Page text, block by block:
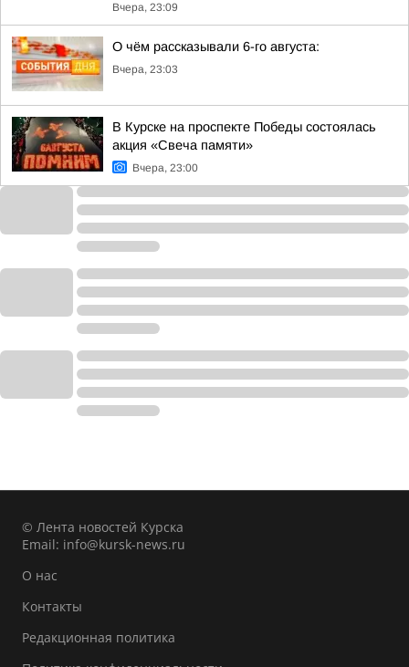
Вчера, 23:09
О чём рассказывали 6-го августа:
Вчера, 23:03
В Курске на проспекте Победы состоялась
акция «Свеча памяти»
Вчера, 23:00
© Лента новостей Курска
Email: info@kursk-news.ru
О нас
Контакты
Редакционная политика